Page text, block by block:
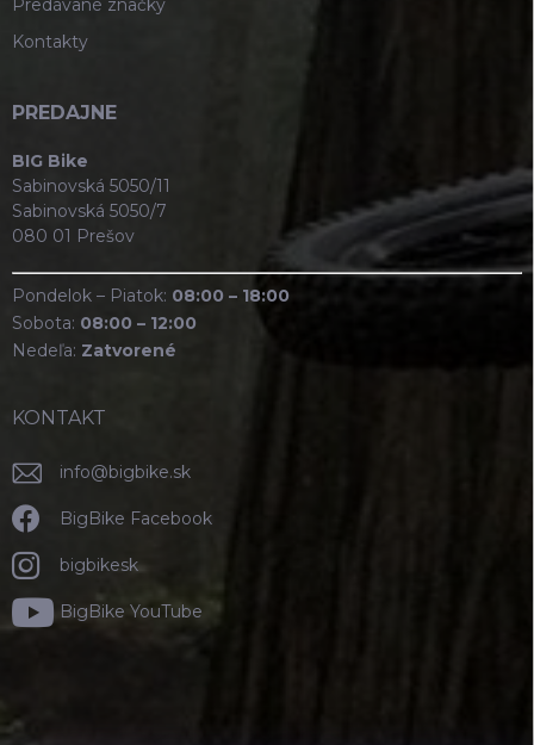
Predávané značky
Kontakty
PREDAJNE
BIG Bike
Sabinovská 5050/11
Sabinovská 5050/7
080 01 Prešov
Pondelok – Piatok: 08:00 – 18:00
Sobota: 08:00 – 12:00
Nedeľa: Zatvorené
KONTAKT
info@bigbike.sk
BigBike Facebook
bigbikesk
BigBike YouTube